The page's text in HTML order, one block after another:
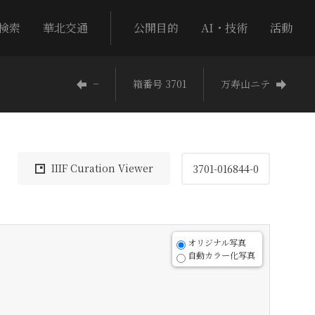
索 華北交通 公開目的 AI・技術 活動
− 箱番号 3701 万寿山ニテ
IIIF Curation Viewer 3701-016844-0
オリジナル写真
自動カラー化写真